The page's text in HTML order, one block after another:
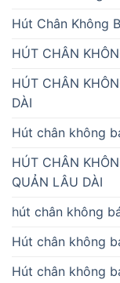
Hút Chân Không
HÚT CHÂN
HÚT CHÂN
DÀI
Hút chân không
HÚT CHÂN
QUẢN LÂU DÀI
hút chân không
Hút chân không
Hút chân không